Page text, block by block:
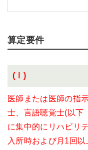
算定要件
(Ⅰ)
医師または医師の指
士、言語聴覚士(以下
に集中的にリハビリ
入所時および月1回